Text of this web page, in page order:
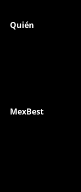
Quién
MexBest